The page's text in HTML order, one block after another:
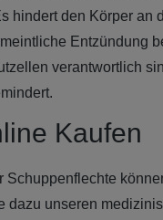
hindert den Körper an
Entzündung
verantwortlich
Kaufen
Schuppenflechte
dazu unseren